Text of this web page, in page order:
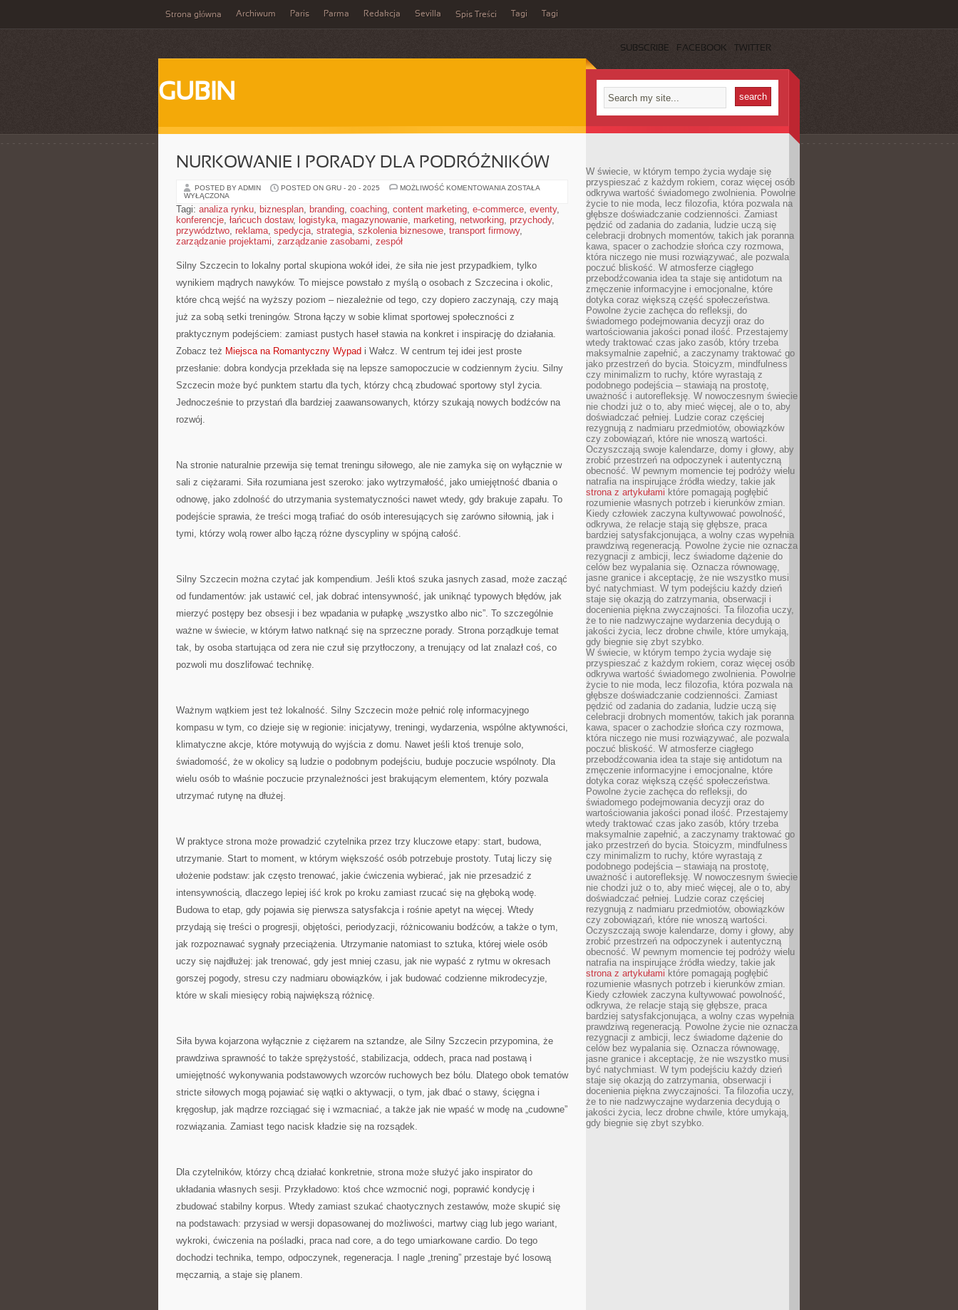
Strona główna Archiwum Paris Parma Redakcja Sevilla Spis Treści Tagi Tagi
SUBSCRIBE FACEBOOK TWITTER
GUBIN
NURKOWANIE I PORADY DLA PODRÓŻNIKÓW
POSTED BY ADMIN POSTED ON GRU - 20 - 2025 MOŻLIWOŚĆ KOMENTOWANIA NURKOWANIE
DLA
PODRÓŻNIKÓW
ZOSTAŁA
WYŁĄCZONA
Tagi: analiza rynku, biznesplan, branding, coaching, content marketing, e-commerce, eventy,
konferencje, łańcuch dostaw, logistyka, magazynowanie, marketing, networking, przychody,
przywództwo, reklama, spedycja, strategia, szkolenia biznesowe, transport firmowy,
zarządzanie projektami, zarządzanie zasobami, zespół
Silny Szczecin to lokalny portal skupiona wokół idei, że siła nie jest przypadkiem, tylko
wynikiem mądrych nawyków. To miejsce powstało z myślą o osobach z Szczecina i okolic,
które chcą wejść na wyższy poziom – niezależnie od tego, czy dopiero zaczynają, czy mają
już za sobą setki treningów. Strona łączy w sobie klimat sportowej społeczności z
praktycznym podejściem: zamiast pustych haseł stawia na konkret i inspirację do działania.
Zobacz też Miejsca na Romantyczny Wypad i Wałcz. W centrum tej idei jest proste
przesłanie: dobra kondycja przekłada się na lepsze samopoczucie w codziennym życiu. Silny
Szczecin może być punktem startu dla tych, którzy chcą zbudować sportowy styl życia.
Jednocześnie to przystań dla bardziej zaawansowanych, którzy szukają nowych bodźców na
rozwój.
Na stronie naturalnie przewija się temat treningu siłowego, ale nie zamyka się on wyłącznie w
sali z ciężarami. Siła rozumiana jest szeroko: jako wytrzymałość, jako umiejętność dbania o
odnowę, jako zdolność do utrzymania systematyczności nawet wtedy, gdy brakuje zapału. To
podejście sprawia, że treści mogą trafiać do osób interesujących się zarówno siłownią, jak i
tymi, którzy wolą rower albo łączą różne dyscypliny w spójną całość.
Silny Szczecin można czytać jak kompendium. Jeśli ktoś szuka jasnych zasad, może zacząć
od fundamentów: jak ustawić cel, jak dobrać intensywność, jak uniknąć typowych błędów, jak
mierzyć postępy bez obsesji i bez wpadania w pułapkę „wszystko albo nic”. To szczególnie
ważne w świecie, w którym łatwo natknąć się na sprzeczne porady. Strona porządkuje temat
tak, by osoba startująca od zera nie czuł się przytłoczony, a trenujący od lat znalazł coś, co
pozwoli mu doszlifować technikę.
Ważnym wątkiem jest też lokalność. Silny Szczecin może pełnić rolę informacyjnego
kompasu w tym, co dzieje się w regionie: inicjatywy, treningi, wydarzenia, wspólne aktywności,
klimatyczne akcje, które motywują do wyjścia z domu. Nawet jeśli ktoś trenuje solo,
świadomość, że w okolicy są ludzie o podobnym podejściu, buduje poczucie wspólnoty. Dla
wielu osób to właśnie poczucie przynależności jest brakującym elementem, który pozwala
utrzymać rutynę na dłużej.
W praktyce strona może prowadzić czytelnika przez trzy kluczowe etapy: start, budowa,
utrzymanie. Start to moment, w którym większość osób potrzebuje prostoty. Tutaj liczy się
ułożenie podstaw: jak często trenować, jakie ćwiczenia wybierać, jak nie przesadzić z
intensywnością, dlaczego lepiej iść krok po kroku zamiast rzucać się na głęboką wodę.
Budowa to etap, gdy pojawia się pierwsza satysfakcja i rośnie apetyt na więcej. Wtedy
przydają się treści o progresji, objętości, periodyzacji, różnicowaniu bodźców, a także o tym,
jak rozpoznawać sygnały przeciążenia. Utrzymanie natomiast to sztuka, której wiele osób
uczy się najdłużej: jak trenować, gdy jest mniej czasu, jak nie wypaść z rytmu w okresach
gorszej pogody, stresu czy nadmiaru obowiązków, i jak budować codzienne mikrodecyzje,
które w skali miesięcy robią największą różnicę.
Siła bywa kojarzona wyłącznie z ciężarem na sztandze, ale Silny Szczecin przypomina, że
prawdziwa sprawność to także sprężystość, stabilizacja, oddech, praca nad postawą i
umiejętność wykonywania podstawowych wzorców ruchowych bez bólu. Dlatego obok tematów
stricte siłowych mogą pojawiać się wątki o aktywacji, o tym, jak dbać o stawy, ścięgna i
kręgosłup, jak mądrze rozciągać się i wzmacniać, a także jak nie wpaść w modę na „cudowne”
rozwiązania. Zamiast tego nacisk kładzie się na rozsądek.
Dla czytelników, którzy chcą działać konkretnie, strona może służyć jako inspirator do
układania własnych sesji. Przykładowo: ktoś chce wzmocnić nogi, poprawić kondycję i
zbudować stabilny korpus. Wtedy zamiast szukać chaotycznych zestawów, może skupić się
na podstawach: przysiad w wersji dopasowanej do możliwości, martwy ciąg lub jego wariant,
wykroki, ćwiczenia na pośladki, praca nad core, a do tego umiarkowane cardio. Do tego
dochodzi technika, tempo, odpoczynek, regeneracja. I nagle „trening” przestaje być losową
męczarnią, a staje się planem.
W świecie, w którym tempo życia wydaje się
przyspieszać z każdym rokiem, coraz więcej osób
odkrywa wartość świadomego zwolnienia. Powolne
życie to nie moda, lecz filozofia, która pozwala na
głębsze doświadczanie codzienności. Zamiast
pędzić od zadania do zadania, ludzie uczą się
celebracji drobnych momentów, takich jak poranna
kawa, spacer o zachodzie słońca czy rozmowa,
która niczego nie musi rozwiązywać, ale pozwala
poczuć bliskość. W atmosferze ciągłego
przebodźcowania idea ta staje się antidotum na
zmęczenie informacyjne i emocjonalne, które
dotyka coraz większą część społeczeństwa.
Powolne życie zachęca do refleksji, do
świadomego podejmowania decyzji oraz do
wartościowania jakości ponad ilość. Przestajemy
wtedy traktować czas jako zasób, który trzeba
maksymalnie zapełnić, a zaczynamy traktować go
jako przestrzeń do bycia. Stoicyzm, mindfulness
czy minimalizm to ruchy, które wyrastają z
podobnego podejścia – stawiają na prostotę,
uważność i autorefleksję. W nowoczesnym świecie
nie chodzi już o to, aby mieć więcej, ale o to, aby
doświadczać pełniej. Ludzie coraz częściej
rezygnują z nadmiaru przedmiotów, obowiązków
czy zobowiązań, które nie wnoszą wartości.
Oczyszczają swoje kalendarze, domy i głowy, aby
zrobić przestrzeń na odpoczynek i autentyczną
obecność. W pewnym momencie tej podróży wielu
natrafia na inspirujące źródła wiedzy, takie jak
strona z artykułami które pomagają pogłębić
rozumienie własnych potrzeb i kierunków zmian.
Kiedy człowiek zaczyna kultywować powolność,
odkrywa, że relacje stają się głębsze, praca
bardziej satysfakcjonująca, a wolny czas wypełnia
prawdziwą regeneracją. Powolne życie nie oznacza
rezygnacji z ambicji, lecz świadome dążenie do
celów bez wypalania się. Oznacza równowagę,
jasne granice i akceptację, że nie wszystko musi
być natychmiast. W tym podejściu każdy dzień
staje się okazją do zatrzymania, obserwacji i
docenienia piękna zwyczajności. Ta filozofia uczy,
że to nie nadzwyczajne wydarzenia decydują o
jakości życia, lecz drobne chwile, które umykają,
gdy biegnie się zbyt szybko.
W świecie, w którym tempo życia wydaje się
przyspieszać z każdym rokiem, coraz więcej osób
odkrywa wartość świadomego zwolnienia. Powolne
życie to nie moda, lecz filozofia, która pozwala na
głębsze doświadczanie codzienności. Zamiast
pędzić od zadania do zadania, ludzie uczą się
celebracji drobnych momentów, takich jak poranna
kawa, spacer o zachodzie słońca czy rozmowa,
która niczego nie musi rozwiązywać, ale pozwala
poczuć bliskość. W atmosferze ciągłego
przebodźcowania idea ta staje się antidotum na
zmęczenie informacyjne i emocjonalne, które
dotyka coraz większą część społeczeństwa.
Powolne życie zachęca do refleksji, do
świadomego podejmowania decyzji oraz do
wartościowania jakości ponad ilość. Przestajemy
wtedy traktować czas jako zasób, który trzeba
maksymalnie zapełnić, a zaczynamy traktować go
jako przestrzeń do bycia. Stoicyzm, mindfulness
czy minimalizm to ruchy, które wyrastają z
podobnego podejścia – stawiają na prostotę,
uważność i autorefleksję. W nowoczesnym świecie
nie chodzi już o to, aby mieć więcej, ale o to, aby
doświadczać pełniej. Ludzie coraz częściej
rezygnują z nadmiaru przedmiotów, obowiązków
czy zobowiązań, które nie wnoszą wartości.
Oczyszczają swoje kalendarze, domy i głowy, aby
zrobić przestrzeń na odpoczynek i autentyczną
obecność. W pewnym momencie tej podróży wielu
natrafia na inspirujące źródła wiedzy, takie jak
strona z artykułami które pomagają pogłębić
rozumienie własnych potrzeb i kierunków zmian.
Kiedy człowiek zaczyna kultywować powolność,
odkrywa, że relacje stają się głębsze, praca
bardziej satysfakcjonująca, a wolny czas wypełnia
prawdziwą regeneracją. Powolne życie nie oznacza
rezygnacji z ambicji, lecz świadome dążenie do
celów bez wypalania się. Oznacza równowagę,
jasne granice i akceptację, że nie wszystko musi
być natychmiast. W tym podejściu każdy dzień
staje się okazją do zatrzymania, obserwacji i
docenienia piękna zwyczajności. Ta filozofia uczy,
że to nie nadzwyczajne wydarzenia decydują o
jakości życia, lecz drobne chwile, które umykają,
gdy biegnie się zbyt szybko.